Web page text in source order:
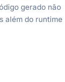
gerado não
além do runtime